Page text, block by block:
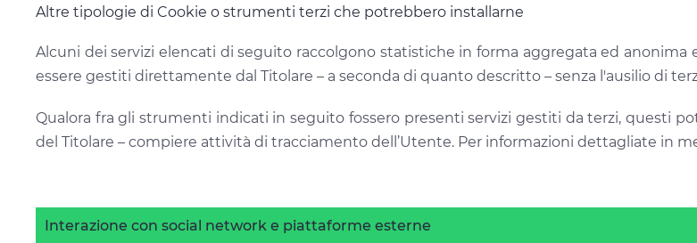
Altre tipologie di Cookie o strumenti terzi che potrebbero installarne
Alcuni dei servizi elencati di seguito raccolgono statistiche in forma aggregata ed
essere gestiti direttamente dal Titolare – a seconda di quanto descritto – senza l'ausilio di
Qualora fra gli strumenti indicati in seguito fossero presenti servizi gestiti da terzi, questi
del Titolare – compiere attività di tracciamento dell’Utente. Per informazioni dettagliate in
Interazione con social network e piattaforme esterne